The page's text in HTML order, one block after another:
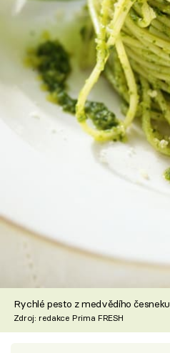
Rychlé pesto z medvědího česneku
Zdroj: redakce Prima FRESH